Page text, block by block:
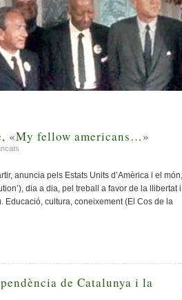
«My fellow americans…»
i
del
americans…»
anuncia pels Estats Units d’Amèrica i el món,
dia a dia, pel treball a favor de la llibertat i
cultura, coneixement (El Cos de la
de Catalunya i la